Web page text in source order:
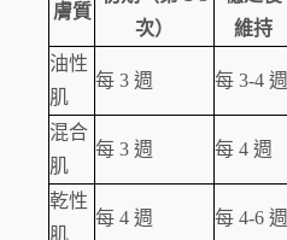
膚質
次）
維持
油性
肌
每 3 週 每 3-4 週
混合
肌
每 3 週 每 4 週
乾性
肌
每 4 週 每 4-6 週